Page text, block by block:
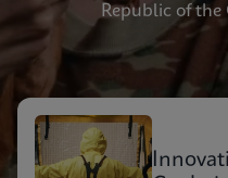
Republic of the